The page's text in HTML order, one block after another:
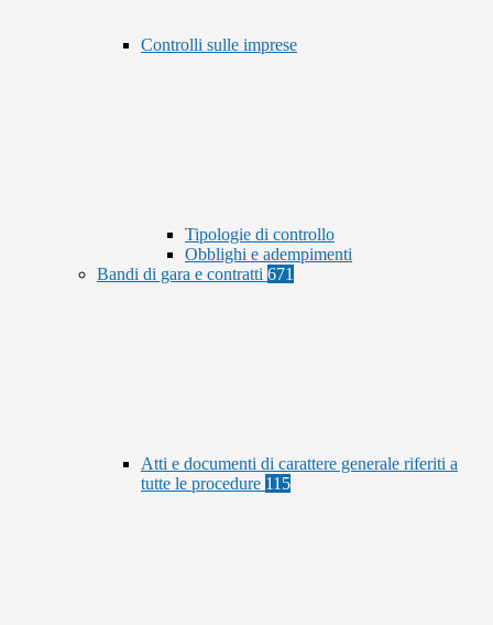
Controlli sulle imprese
Tipologie di controllo
Obblighi e adempimenti
Bandi di gara e contratti 671
Atti e documenti di carattere generale riferiti a
tutte le procedure 115